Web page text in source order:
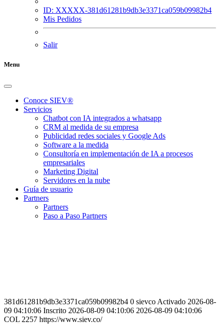
ID: XXXXX-381d61281b9db3e3371ca059b09982b4
Mis Pedidos
Salir
Menu
Conoce SIEV®
Servicios
Chatbot con IA integrados a whatsapp
CRM al medida de su empresa
Publicidad redes sociales y Google Ads
Software a la medida
Consultoría en implementación de IA a procesos
empresariales
Marketing Digital
Servidores en la nube
Guía de usuario
Partners
Partners
Paso a Paso Partners
381d61281b9db3e3371ca059b09982b4 0 sievco Activado 2026-08-
09 04:10:06 Inscrito 2026-08-09 04:10:06 2026-08-09 04:10:06
COL 2257 https://www.siev.co/